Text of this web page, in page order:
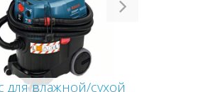
для влажной/сухой